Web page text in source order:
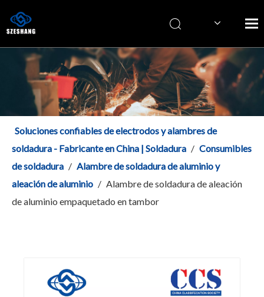
简体中文
English
Soluciones confiables de electrodos y alambres de
soldadura - Fabricante en China | Soldadura / Consumibles
de soldadura / Alambre de soldadura de aluminio y
aleación de aluminio / Alambre de soldadura de aleación
de aluminio empaquetado en tambor